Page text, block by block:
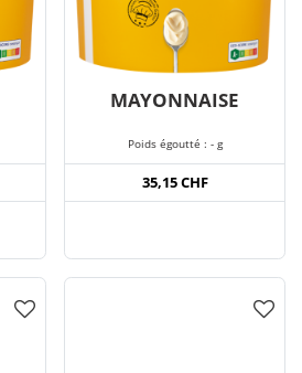
MAYONNAISE
Poids égoutté : - g
35,15 CHF